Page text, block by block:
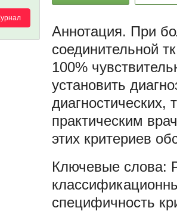
При
соединительной
100%
установить
практическим
этих критериев
специфичность